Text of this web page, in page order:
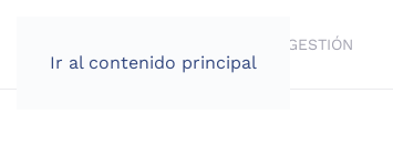
Ir al contenido principal
GESTIÓN